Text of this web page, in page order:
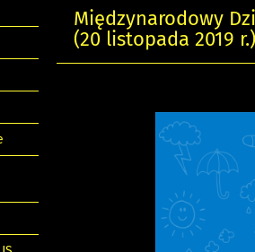
Międzynarodowy
(20 listopada 2019 r.)